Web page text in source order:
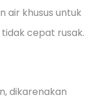
air khusus untuk
cepat rusak.
dikarenakan